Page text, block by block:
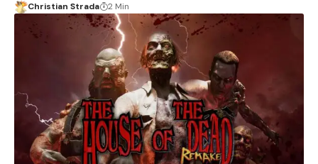
Christian Strada 2 Min